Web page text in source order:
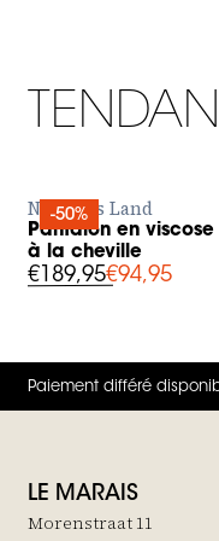
-50%
in to add Pantalon en
AJOUTER
No Man's Land
Pantalon en
à la cheville
€189,95€94,95
Paiement différé
LE MARAIS
Morenstraat 11